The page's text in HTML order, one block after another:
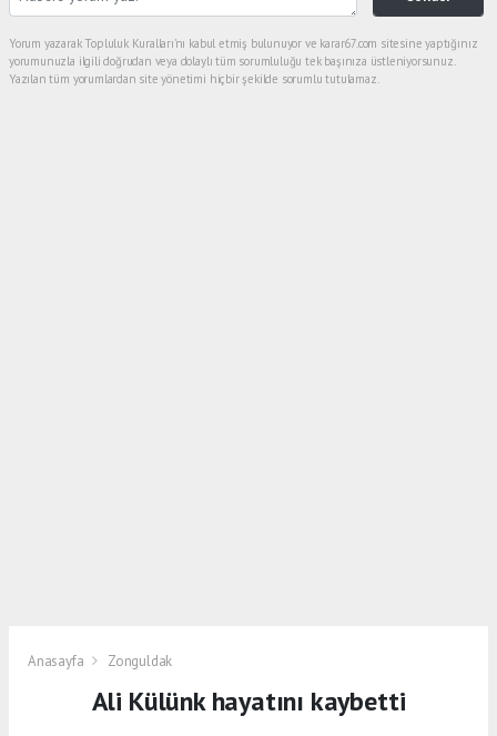
Yorum yazarak Topluluk Kuralları’nı kabul etmiş bulunuyor ve karar67.com sitesine yaptığınız
yorumunuzla ilgili doğrudan veya dolaylı tüm sorumluluğu tek başınıza üstleniyorsunuz.
Yazılan tüm yorumlardan site yönetimi hiçbir şekilde sorumlu tutulamaz.
Anasayfa Zonguldak
Ali Külünk hayatını kaybetti